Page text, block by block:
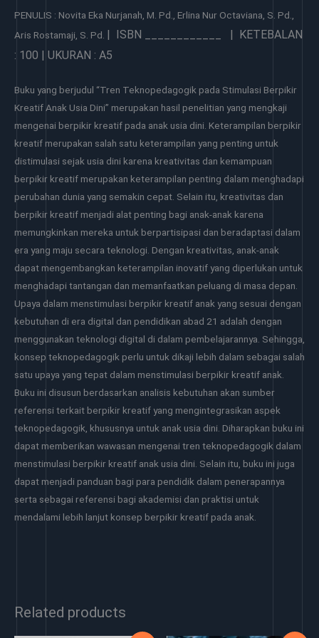
PENULIS : Novita Eka Nurjanah, M. Pd., Erlina Nur Octaviana, S. Pd.,
Aris Rostamaji, S. Pd. | ISBN ____________ | KETEBALAN
: 100 | UKURAN : A5
Buku yang berjudul “Tren Teknopedagogik pada Stimulasi Berpikir
Kreatif Anak Usia Dini” merupakan hasil penelitian yang mengkaji
mengenai berpikir kreatif pada anak usia dini. Keterampilan berpikir
kreatif merupakan salah satu keterampilan yang penting untuk
distimulasi sejak usia dini karena kreativitas dan kemampuan
berpikir kreatif merupakan keterampilan penting dalam menghadapi
perubahan dunia yang semakin cepat. Selain itu, kreativitas dan
berpikir kreatif menjadi alat penting bagi anak-anak karena
memungkinkan mereka untuk berpartisipasi dan beradaptasi dalam
era yang maju secara teknologi. Dengan kreativitas, anak-anak
dapat mengembangkan keterampilan inovatif yang diperlukan untuk
menghadapi tantangan dan memanfaatkan peluang di masa depan.
Upaya dalam menstimulasi berpikir kreatif anak yang sesuai dengan
kebutuhan di era digital dan pendidikan abad 21 adalah dengan
menggunakan teknologi digital di dalam pembelajarannya. Sehingga,
konsep teknopedagogik perlu untuk dikaji lebih dalam sebagai salah
satu upaya yang tepat dalam menstimulasi berpikir kreatif anak.
Buku ini disusun berdasarkan analisis kebutuhan akan sumber
referensi terkait berpikir kreatif yang mengintegrasikan aspek
teknopedagogik, khususnya untuk anak usia dini. Diharapkan buku ini
dapat memberikan wawasan mengenai tren teknopedagogik dalam
menstimulasi berpikir kreatif anak usia dini. Selain itu, buku ini juga
dapat menjadi panduan bagi para pendidik dalam penerapannya
serta sebagai referensi bagi akademisi dan praktisi untuk
mendalami lebih lanjut konsep berpikir kreatif pada anak.
Related products